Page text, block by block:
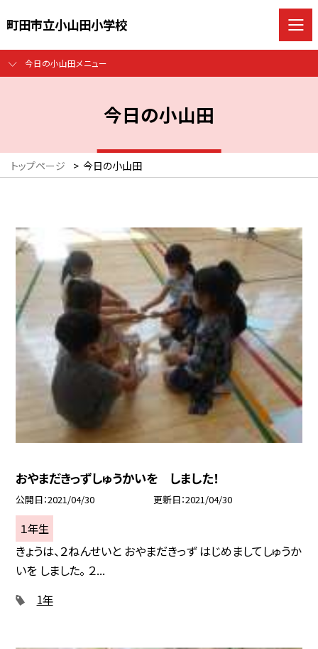
町田市立小山田小学校
今日の小山田メニュー
今日の小山田
トップページ > 今日の小山田
おやまだきっずしゅうかいを しました！
公開日 2021/04/30 更新日 2021/04/30
１年生
きょうは、２ねんせいと おやまだきっず はじめましてしゅうか
いを しました。 ２...
1年